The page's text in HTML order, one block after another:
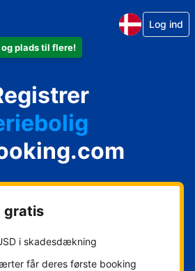
plads til flere!
Log ind
lejlighed
hotel
& breakfast
gratis
i skadesdækning
får deres første booking